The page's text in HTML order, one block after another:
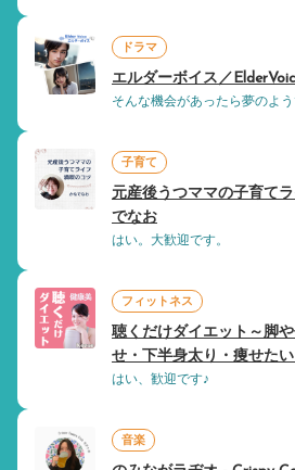
ドラマ
エルダーボイス／
そんな機会があったら夢のよう
子育て
元産後うつママの子育て
でなお
はい。大歓迎です。
フィットネス
聴くだけダイエット～脚
せ・下半身太り・痩せた
はい、歓迎です♪
音楽